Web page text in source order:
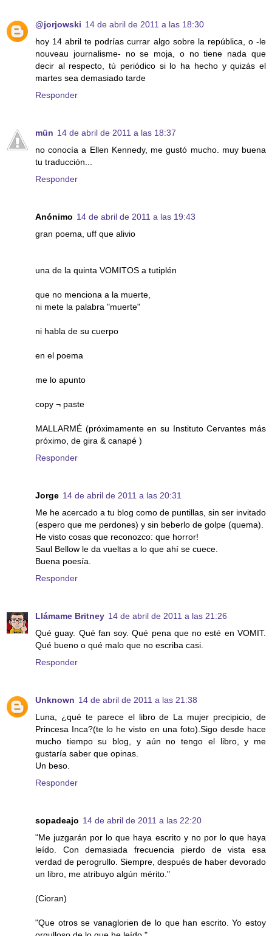
@jorjowski 14 de abril de 2011 a las 18:30
hoy 14 abril te podrías currar algo sobre la república, o -le
nouveau journalisme- no se moja, o no tiene nada que
decir al respecto, tú periódico si lo ha hecho y quizás el
martes sea demasiado tarde
Responder
mün 14 de abril de 2011 a las 18:37
no conocía a Ellen Kennedy, me gustó mucho. muy buena
tu traducción...
Responder
Anónimo 14 de abril de 2011 a las 19:43
gran poema, uff que alivio
una de la quinta VOMITOS a tutiplén
que no menciona a la muerte,
ni mete la palabra "muerte"
ni habla de su cuerpo
en el poema
me lo apunto
copy ¬ paste
MALLARMÉ (próximamente en su Instituto Cervantes más
próximo, de gira & canapé )
Responder
Jorge 14 de abril de 2011 a las 20:31
Me he acercado a tu blog como de puntillas, sin ser invitado
(espero que me perdones) y sin beberlo de golpe (quema).
He visto cosas que reconozco: que horror!
Saul Bellow le da vueltas a lo que ahí se cuece.
Buena poesía.
Responder
Llámame Britney 14 de abril de 2011 a las 21:26
Qué guay. Qué fan soy. Qué pena que no esté en VOMIT.
Qué bueno o qué malo que no escriba casi.
Responder
Unknown 14 de abril de 2011 a las 21:38
Luna, ¿qué te parece el libro de La mujer precipicio, de
Princesa Inca?(te lo he visto en una foto).Sigo desde hace
mucho tiempo su blog, y aún no tengo el libro, y me
gustaría saber que opinas.
Un beso.
Responder
sopadeajo 14 de abril de 2011 a las 22:20
"Me juzgarán por lo que haya escrito y no por lo que haya
leído. Con demasiada frecuencia pierdo de vista esa
verdad de perogrullo. Siempre, después de haber devorado
un libro, me atribuyo algún mérito."
(Cioran)
"Que otros se vanaglorien de lo que han escrito. Yo estoy